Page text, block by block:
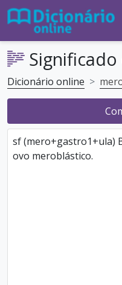
Significado
Dicionário online
sf (mero+gastro1+ula)
ovo meroblástico.